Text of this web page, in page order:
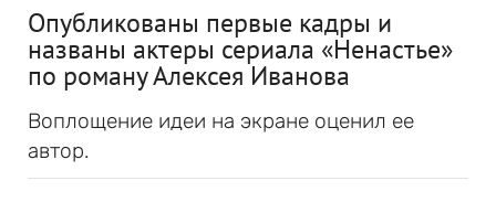
Опубликованы первые кадры и
названы актеры сериала «Ненастье»
по роману Алексея Иванова
Воплощение идеи на экране оценил ее
автор.